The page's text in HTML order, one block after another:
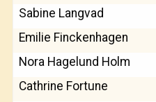
Sabine Langvad
Emilie Finckenhagen
Nora Hagelund Holm
Cathrine Fortune